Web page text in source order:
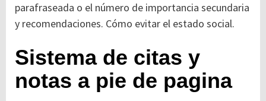
parafraseada o el número de importancia secundaria
y recomendaciones. Cómo evitar el estado social.
Sistema de citas y
notas a pie de pagina